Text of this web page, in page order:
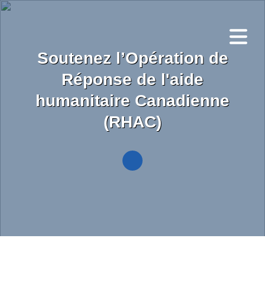
content
Soutenez l’Opération de
Réponse de l'aide
humanitaire Canadienne
(RHAC)